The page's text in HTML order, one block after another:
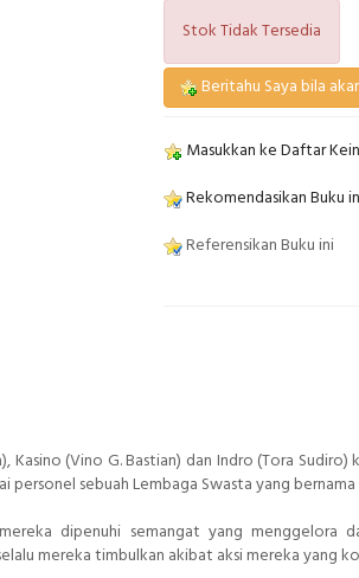
Stok Tidak Tersedia
Beritahu Saya bila
Masukkan ke Daftar
Rekomendasikan Buku
Referensikan Buku ini
Kasino (Vino G. Bastian) dan Indro (Tora
personel sebuah Lembaga Swasta yang
dipenuhi semangat yang menggelora
mereka timbulkan akibat aksi mereka yang